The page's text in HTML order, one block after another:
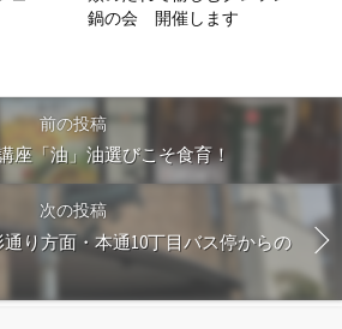
鍋の会 開催します
前の投稿
座「油」油選びこそ食育！
次の投稿
り方面・本通10丁目バス停からの